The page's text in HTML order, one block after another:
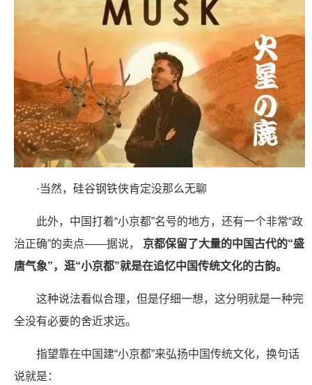
·当然，硅谷钢铁侠肯定没那么无聊
此外，中国打着“小京都”名号的地方，还有一个非常“政
治正确”的卖点——据说， 京都保留了大量的中国古代的“盛
唐气象”，逛“小京都”就是在追忆中国传统文化的古韵。
这种说法看似合理，但是仔细一想，这分明就是一种完
全没有必要的舍近求远。
指望靠在中国建“小京都”来弘扬中国传统文化，换句话
说就是：